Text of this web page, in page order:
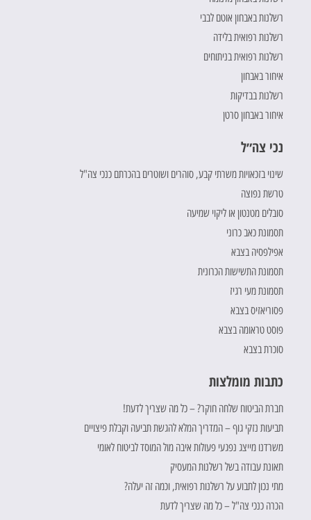
רשלנות באבחון אוטם לבבי
רשלנות רפואית בלידה
רשלנות רפואית בניתוחים
איחור באבחון
רשלנות בבדיקות
איחור באבחון סרטן
נכי צה״ל
שינוי בזכאויות משרתי קבע, סוהרים ושוטרים בהכרתם כנכי צה"ל
טרשת נפוצה
סובלים מטנטון או ליקוי שמיעה
תסמונת כאב כרוני
אפילפסיה בצבא
תסמונת התשישות הכרונית
תסמונת מעי רגיז
פסוריאזיס בצבא
פוסט טראומה בצבא
סוכרת בצבא
כתבות מומלצות
חברת הביטוח שלחה חוקר? – כל מה שצריך לדעת!
תביעות נזקי גוף – המדריך המלא להגשת תביעה וקבלת פיצויים
משרדנו מייצג נפגעי פעולות איבה מול המוסד לביטוח לאומי
תאונת עבודה בשל רשלנות המעסיק
מתי נכון לתבוע על רשלנות רפואית, וכמה זה יעלה?
הכרה כנכי צה"ל – כל מה שצריך לדעת